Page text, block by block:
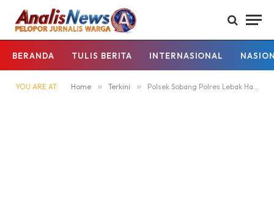
BERANDA TULIS BERITA INTERNASIONAL
YOU ARE AT: Home » Terkini » Polsek Sobang Polres Lebak Hadir Membangun Jembatan Gantung Merah Putih Presisi Bersama Warga di Kec. Sobang Kab.Lebak.